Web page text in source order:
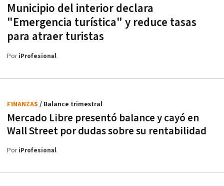
Municipio del interior declara
"Emergencia turística" y reduce tasas
para atraer turistas
PoriProfesional
Mercado Libre presentó balance y cayó en
Wall Street por dudas sobre su rentabilidad
FINANZAS / Balance trimestral
PoriProfesional